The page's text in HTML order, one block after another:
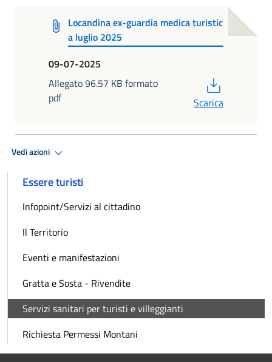
Locandina ex-guardia medica turistic
a luglio 2025
09-07-2025
Allegato 96.57 KB formato
pdf
Scarica
Vedi azioni
Essere turisti
Infopoint/Servizi al cittadino
Il Territorio
Eventi e manifestazioni
Gratta e Sosta - Rivendite
Servizi sanitari per turisti e villeggianti
Richiesta Permessi Montani